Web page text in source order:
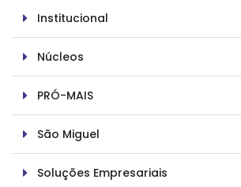
Institucional
Núcleos
PRÓ-MAIS
São Miguel
Soluções Empresariais